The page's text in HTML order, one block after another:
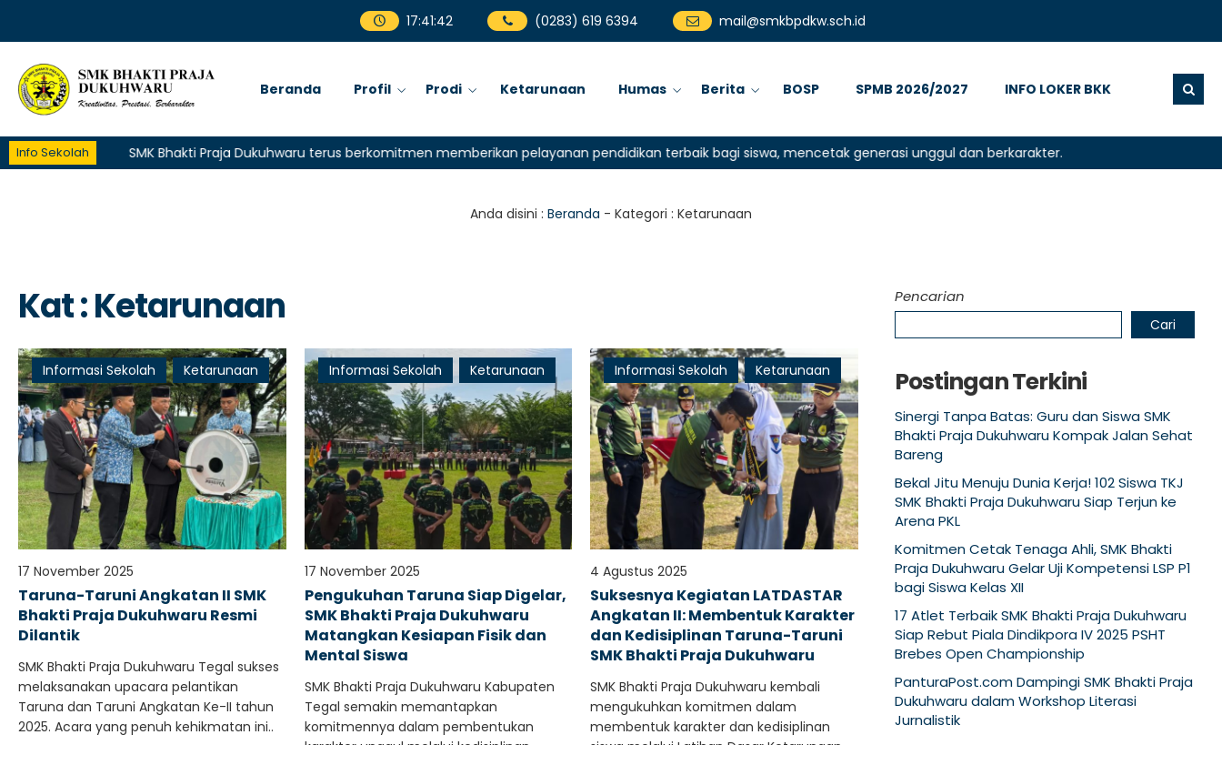
17:41:43 (0283) 619 6394 mail@smkbpdkw.sch.id
Beranda Profil Prodi Ketarunaan Humas Berita BOSP SPMB 2026/2027 INFO LOKER BKK
Info SekolahSMK Bhakti Praja Dukuhwaru terus berkomitmen memberikan pelayanan pendidikan terbaik bagi siswa, mencetak generasi unggul dan berkarakter.
Anda disini : Beranda - Kategori : Ketarunaan
Kat : Ketarunaan
Informasi Sekolah Ketarunaan
17 November 2025
Taruna-Taruni Angkatan II SMK
Bhakti Praja Dukuhwaru Resmi
Dilantik
SMK Bhakti Praja Dukuhwaru Tegal sukses
melaksanakan upacara pelantikan
Taruna dan Taruni Angkatan Ke-II tahun
2025. Acara yang penuh kehikmatan ini..
Informasi Sekolah Ketarunaan
17 November 2025
Pengukuhan Taruna Siap Digelar,
SMK Bhakti Praja Dukuhwaru
Matangkan Kesiapan Fisik dan
Mental Siswa
SMK Bhakti Praja Dukuhwaru Kabupaten
Tegal semakin memantapkan
komitmennya dalam pembentukan
karakter unggul melalui kedisiplinan.
Informasi Sekolah Ketarunaan
4 Agustus 2025
Suksesnya Kegiatan LATDASTAR
Angkatan II: Membentuk Karakter
dan Kedisiplinan Taruna-Taruni
SMK Bhakti Praja Dukuhwaru
SMK Bhakti Praja Dukuhwaru kembali
mengukuhkan komitmen dalam
membentuk karakter dan kedisiplinan
siswa melalui Latihan Dasar Ketarunaan
Pencarian
Cari
Postingan Terkini
Sinergi Tanpa Batas: Guru dan Siswa SMK
Bhakti Praja Dukuhwaru Kompak Jalan Sehat
Bareng
Bekal Jitu Menuju Dunia Kerja! 102 Siswa TKJ
SMK Bhakti Praja Dukuhwaru Siap Terjun ke
Arena PKL
Komitmen Cetak Tenaga Ahli, SMK Bhakti
Praja Dukuhwaru Gelar Uji Kompetensi LSP P1
bagi Siswa Kelas XII
17 Atlet Terbaik SMK Bhakti Praja Dukuhwaru
Siap Rebut Piala Dindikpora IV 2025 PSHT
Brebes Open Championship
PanturaPost.com Dampingi SMK Bhakti Praja
Dukuhwaru dalam Workshop Literasi
Jurnalistik